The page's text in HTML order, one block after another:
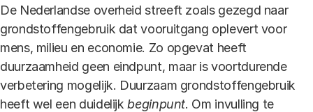
De Nederlandse overheid streeft zoals gezegd naar
grondstoffengebruik dat vooruitgang oplevert voor
mens, milieu en economie. Zo opgevat heeft
duurzaamheid geen eindpunt, maar is voortdurende
verbetering mogelijk. Duurzaam grondstoffengebruik
heeft wel een duidelijkbeginpunt. Om invulling te